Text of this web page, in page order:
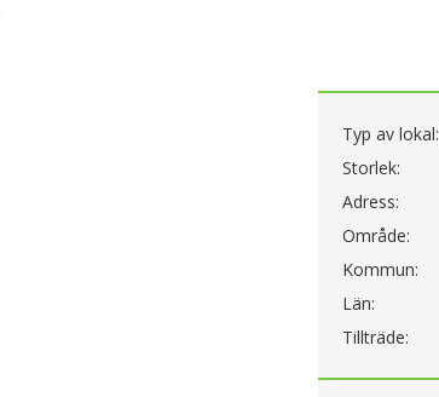
Typ av lokal:
Storlek:
Adress:
Område:
Kommun:
Län:
Tillträde: